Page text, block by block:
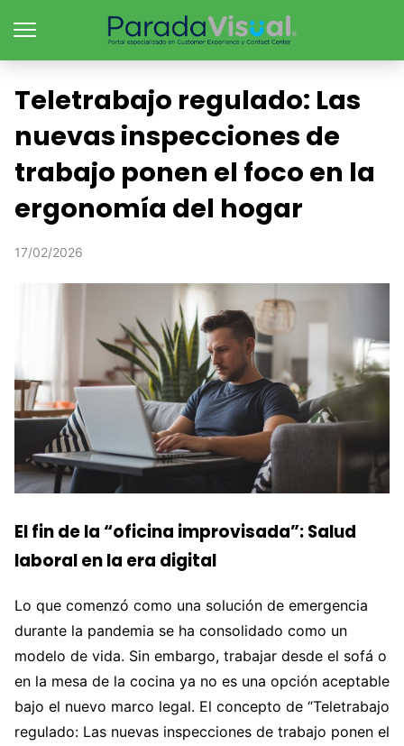
Teletrabajo regulado: Las
nuevas inspecciones de
trabajo ponen el foco en la
ergonomía del hogar
17/02/2026
El fin de la “oficina improvisada”: Salud
laboral en la era digital
Lo que comenzó como una solución de emergencia
durante la pandemia se ha consolidado como un
modelo de vida. Sin embargo, trabajar desde el sofá o
en la mesa de la cocina ya no es una opción aceptable
bajo el nuevo marco legal. El concepto de “Teletrabajo
regulado: Las nuevas inspecciones de trabajo ponen el